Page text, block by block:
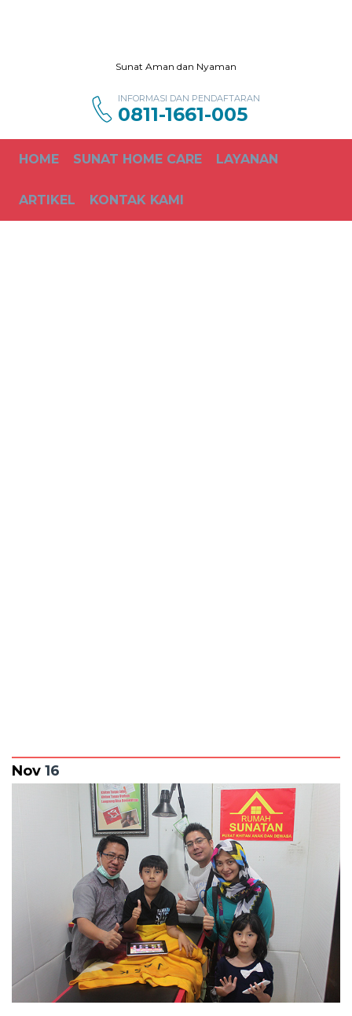
Sunat Aman dan Nyaman
INFORMASI DAN PENDAFTARAN
0811-1661-005
HOME SUNAT HOME CARE LAYANAN
ARTIKEL KONTAK KAMI
Nov 16